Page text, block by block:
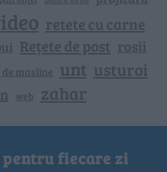
retete cu carne
Rețete de post rosii
de masline unt usturoi
web zahar
pentru fiecare zi